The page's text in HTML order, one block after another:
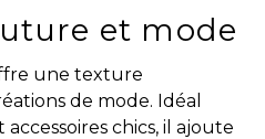
et mode
une texture
de mode. Idéal
chics, il ajoute